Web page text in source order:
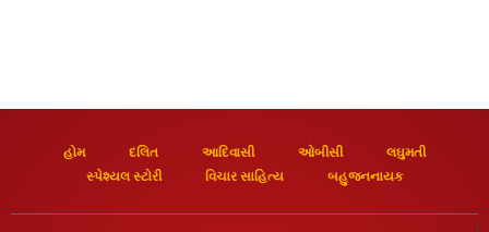
હોમ દલિત આદિવાસી ઓબીસી
લઘુમતી
સ્પેશ્યલ સ્ટોરી
વિચાર સાહિત્ય બહુજનનાયક